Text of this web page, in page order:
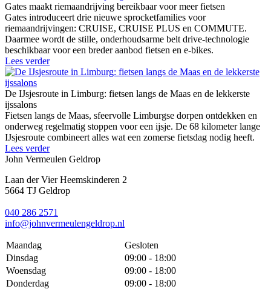
Gates maakt riemaandrijving bereikbaar voor meer fietsen
Gates introduceert drie nieuwe sprocketfamilies voor
riemaandrijvingen: CRUISE, CRUISE PLUS en COMMUTE.
Daarmee wordt de stille, onderhoudsarme belt drive-technologie
beschikbaar voor een breder aanbod fietsen en e-bikes.
Lees verder
De IJsjesroute in Limburg: fietsen langs de Maas en de lekkerste
ijssalons
Fietsen langs de Maas, sfeervolle Limburgse dorpen ontdekken en
onderweg regelmatig stoppen voor een ijsje. De 68 kilometer lange
IJsjesroute combineert alles wat een zomerse fietsdag nodig heeft.
Lees verder
John Vermeulen Geldrop
Laan der Vier Heemskinderen 2
5664 TJ Geldrop
040 286 2571
info@johnvermeulengeldrop.nl
Maandag
Gesloten
Dinsdag
09:00 - 18:00
Woensdag
09:00 - 18:00
Donderdag
09:00 - 18:00